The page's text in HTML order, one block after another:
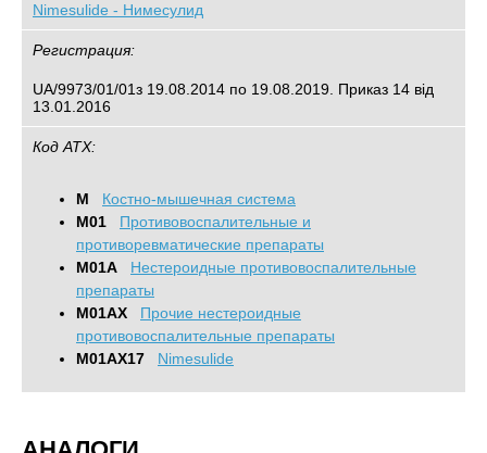
Nimesulide - Нимесулид
Регистрация:
UA/9973/01/01з 19.08.2014 по 19.08.2019. Приказ 14 від
13.01.2016
Код АТХ:
M
Костно-мышечная система
M01
Противовоспалительные и
противоревматические препараты
M01A
Нестероидные противовоспалительные
препараты
M01AX
Прочие нестероидные
противовоспалительные препараты
M01AX17
Nimesulide